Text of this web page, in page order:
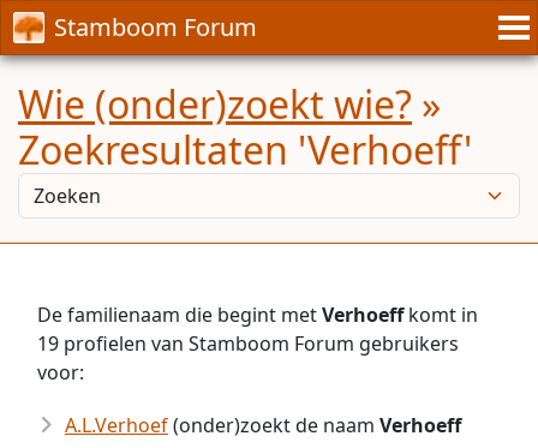
Stamboom Forum
Wie (onder)zoekt wie? »
Zoekresultaten 'Verhoeff'
De familienaam die begint metVerhoeffkomt in
19 profielen van Stamboom Forum gebruikers
voor:
A.L.Verhoef(onder)zoekt de naam Verhoeff